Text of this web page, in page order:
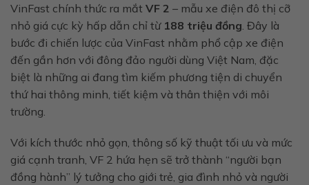
VinFast chính thức ra mắt VF 2 – mẫu xe điện đô thị cỡ
nhỏ giá cực kỳ hấp dẫn chỉ từ 188 triệu đồng . Đây là
bước đi chiến lược của VinFast nhằm phổ cập xe điện
đến gần hơn với đông đảo người dùng Việt Nam, đặc
biệt là những ai đang tìm kiếm phương tiện di chuyển
thứ hai thông minh, tiết kiệm và thân thiện với môi
trường.
Với kích thước nhỏ gọn, thông số kỹ thuật tối ưu và mức
giá cạnh tranh, VF 2 hứa hẹn sẽ trở thành “người bạn
đồng hành” lý tưởng cho giới trẻ, gia đình nhỏ và người